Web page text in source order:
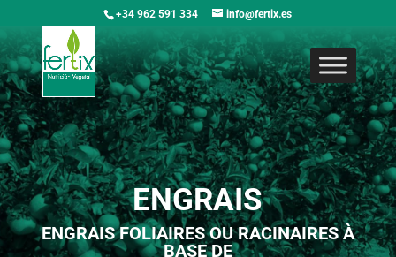
+34 962 591 334 info@fertix.es
ENGRAIS
ENGRAIS FOLIAIRES OU RACINAIRES À
BASE DE